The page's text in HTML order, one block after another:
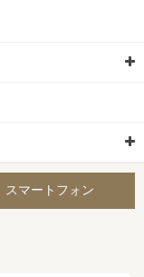
スマートフォン